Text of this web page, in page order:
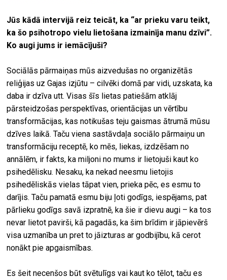
Jūs kādā intervijā reiz teicāt, ka “ar prieku varu teikt,
ka šo psihotropo vielu lietošana izmainīja manu dzīvi”.
Ko augi jums ir iemācījuši?
Sociālās pārmaiņas mūs aizvedušas no organizētās
reliģijas uz Gajas izjūtu – cilvēki domā par vidi, uzskata, ka
daba ir dzīva utt. Visas šīs lietas patiešām atklāj
pārsteidzošas perspektīvas, orientācijas un vērtību
transformācijas, kas notikušas teju gaismas ātrumā mūsu
dzīves laikā. Taču viena sastāvdaļa sociālo pārmaiņu un
transformāciju receptē, ko mēs, liekas, izdzēšam no
annālēm, ir fakts, ka miljoni no mums ir lietojuši kaut ko
psihedēlisku. Nesaku, ka nekad neesmu lietojis
psihedēliskās vielas tāpat vien, prieka pēc, es esmu to
darījis. Taču pamatā esmu biju ļoti godīgs, iespējams, pat
pārlieku godīgs savā izpratnē, ka šie ir dievu augi – ka tos
nevar lietot pavirši, kā pagadās, ka šim brīdim ir jāpievērš
visa uzmanība un pret to jāizturas ar godbijību, kā cerot
nonākt pie apgaismības.
Es šeit necenšos būt svētulīgs vai kaut ko tēlot, taču es